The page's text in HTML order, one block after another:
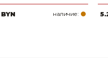
наличие: